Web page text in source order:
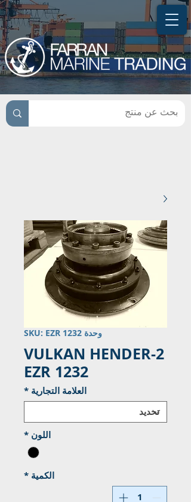
وحدة SKU: EZR 1232
VULKAN HENDER-2
EZR 1232
العلامة التجارية *
اللون *
الكمية *